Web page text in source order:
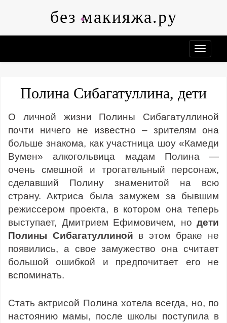
без макияжа.ру
Полина Сибагатуллина, дети
О личной жизни Полины Сибагатуллиной
почти ничего не известно – зрителям она
больше знакома, как участница шоу «Камеди
Вумен» алкогольвица мадам Полина —
очень смешной и трогательный персонаж,
сделавший Полину знаменитой на всю
страну. Актриса была замужем за бывшим
режиссером проекта, в котором она теперь
выступает, Дмитрием Ефимовичем, но дети
Полины Сибагатуллиной в этом браке не
появились, а свое замужество она считает
большой ошибкой и предпочитает его не
вспоминать.
Стать актрисой Полина хотела всегда, но, по
настоянию мамы, после школы поступила в